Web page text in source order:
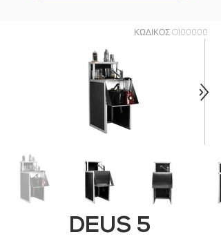
ΚΩΔΙΚΟΣ O100000
DEUS 5